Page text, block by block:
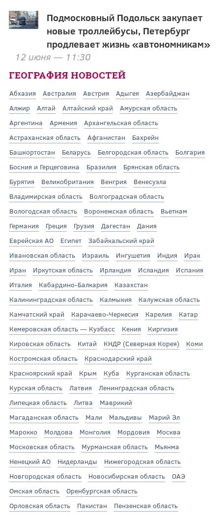
Подмосковный Подольск закупает
новые троллейбусы, Петербург
продлевает жизнь «автономникам»
12 июня — 11:30
ГЕОГРАФИЯ НОВОСТЕЙ
Абхазия Австралия Австрия Адыгея
Азербайджан
Алжир
Алтай Алтайский край
Амурская область
Аргентина
Армения
Архангельская область
Астраханская область
Афганистан
Бахрейн
Башкортостан
Беларусь Белгородская область
Болгария
Босния и Герцеговина
Бразилия
Брянская область
Бурятия
Великобритания Венгрия
Венесуэла
Владимирская область
Волгоградская область
Вологодская область
Воронежская область
Вьетнам
Германия
Греция Грузия Дагестан
Дания
Еврейская АО
Египет
Забайкальский край
Ивановская область
Израиль Ингушетия Индия
Ирак
Иран
Иркутская область Ирландия Исландия
Испания
Италия
Кабардино-Балкария
Казахстан
Калининградская область
Калмыкия
Калужская область
Камчатский край
Карачаево-Черкесия Карелия
Катар
Кемеровская область — Кузбасс
Кения
Киргизия
Кировская область
Китай КНДР (Северная Корея)
Коми
Костромская область
Краснодарский край
Красноярский край
Крым Куба
Курганская область
Курская область
Латвия
Ленинградская область
Липецкая область
Литва
Маврикий
Магаданская область
Мали Мальдивы
Марий Эл
Марокко
Молдова Монголия Мордовия
Москва
Московская область
Мурманская область
Мьянма
Ненецкий АО
Нидерланды
Нижегородская область
Новгородская область
Новосибирская область
ОАЭ
Омская область
Оренбургская область
Орловская область
Пакистан
Пензенская область